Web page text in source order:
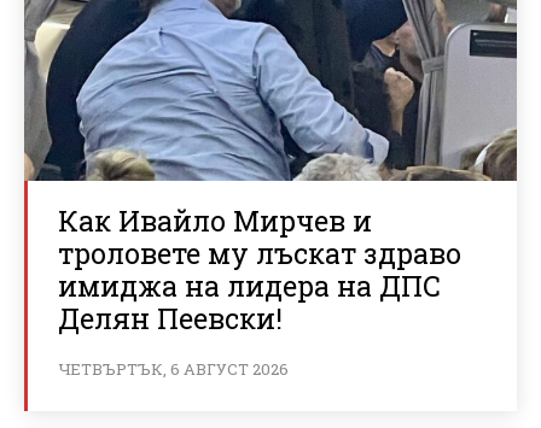
Как Ивайло Мирчев и
троловете му лъскат здраво
имиджа на лидера на ДПС
Делян Пеевски!
ЧЕТВЪРТЪК, 6 АВГУСТ 2026